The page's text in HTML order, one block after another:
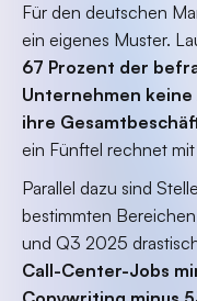
Für den deutschen
ein eigenes Muster.
67 Prozent der
Unternehmen
ihre
ein Fünftel rechnet
Parallel dazu sind
bestimmten
und Q3 2025
Call-Center-Jobs